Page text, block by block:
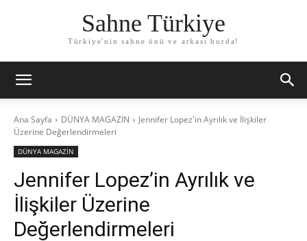
Sahne Türkiye
Türkiye'nin sahne önü ve arkası burda!
Ana Sayfa DÜNYA MAGAZİN
Jennifer Lopez'in Ayrılık ve İlişkiler
Üzerine Değerlendirmeleri
DÜNYA MAGAZİN
Jennifer Lopez’in Ayrılık ve
İlişkiler Üzerine
Değerlendirmeleri